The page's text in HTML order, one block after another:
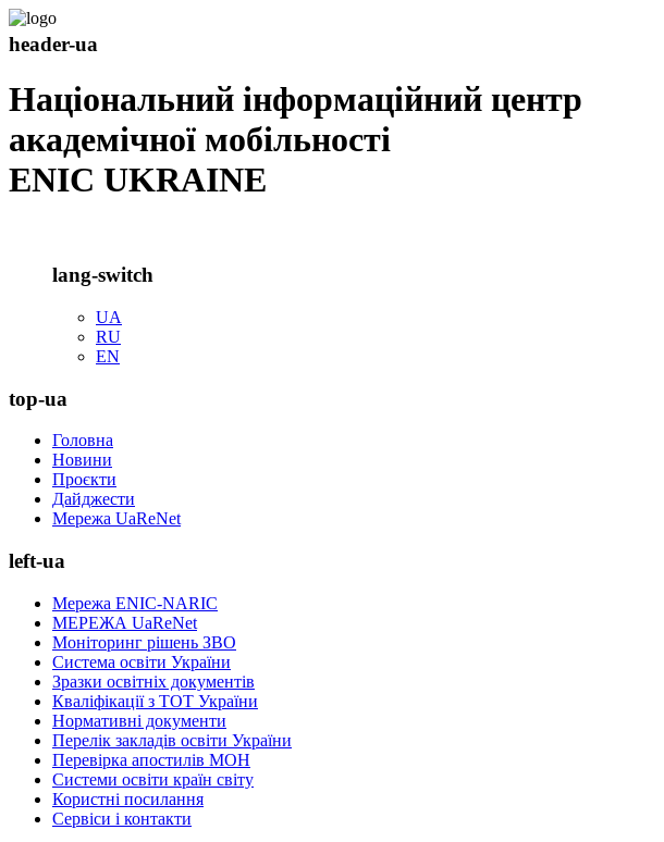
header-ua
Національний інформаційний центр
академічної мобільності
ENIC UKRAINE
lang-switch
UA
RU
EN
top-ua
Головна
Новини
Проєкти
Дайджести
Мережа UaReNet
left-ua
Мережа ENIC-NARIC
МЕРЕЖА UaReNet
Моніторинг рішень ЗВО
Система освіти України
Зразки освітніх документів
Кваліфікації з ТОТ України
Нормативні документи
Перелік закладів освіти України
Перевірка апостилів МОН
Системи освіти країн світу
Користні посилання
Сервіси і контакти